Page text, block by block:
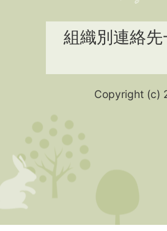
組織別連絡先
Copyright (c)